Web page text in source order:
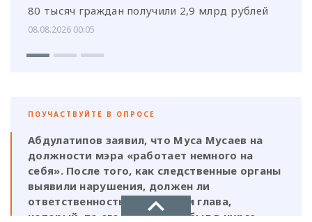
80 тысяч граждан получили 2,9 млрд рублей
08.08.2026 00:05
ПОУЧАСТВУЙТЕ В ОПРОСЕ
Абдулатипов заявил, что Муса Мусаев на
должности мэра «работает немного на
себя». После того, как следственные органы
выявили нарушения, должен ли
ответственность нести и сам глава,
который, по его же словам, был в курсе